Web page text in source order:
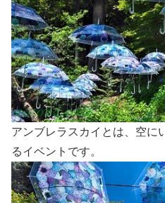
アンブレラスカイとは、空に
るイベントです。